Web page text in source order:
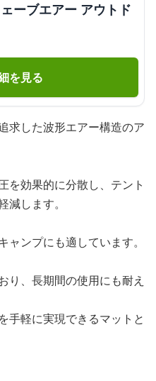
ーブエアー アウトド
を見る
求した波形エアー構造のア
を効果的に分散し、テント
します。
ンプにも適しています。
り、長期間の使用にも耐え
手軽に実現できるマットと